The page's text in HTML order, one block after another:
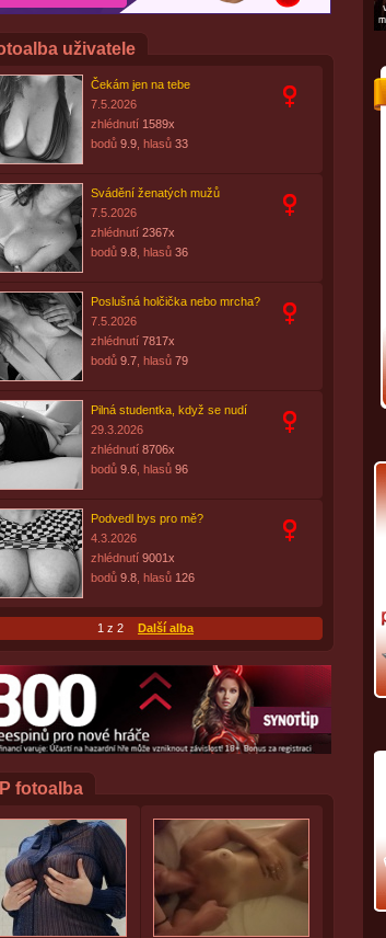
uživatele
Čekám jen na tebe
7.5.2026
zhlédnutí 1589x
bodů 9.9, hlasů 33
Svádění ženatých mužů
7.5.2026
zhlédnutí 2367x
bodů 9.8, hlasů 36
Poslušná holčička nebo mrcha?
7.5.2026
zhlédnutí 7817x
bodů 9.7, hlasů 79
Pilná studentka, když se nudí
29.3.2026
zhlédnutí 8706x
bodů 9.6, hlasů 96
Podvedl bys pro mě?
4.3.2026
zhlédnutí 9001x
bodů 9.8, hlasů 126
1 z 2 Další alba
fotoalba